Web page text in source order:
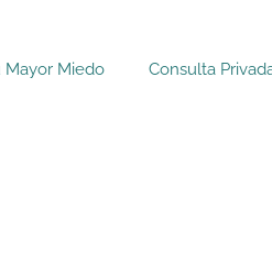
Mayor Miedo Consulta